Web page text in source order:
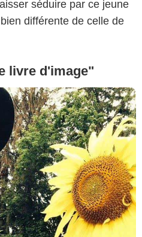
séduire par ce jeune
différente de celle de
livre d'image"